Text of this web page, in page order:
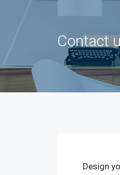
Contact
Design